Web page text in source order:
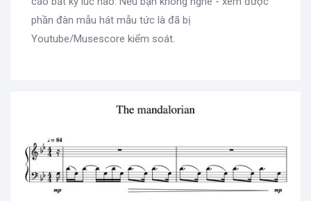
phần đàn mẫu hát mẫu tức là đã bị
Youtube/Musescore kiểm soát.